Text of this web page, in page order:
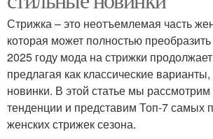
Стрижка – это неотъемлемая часть
которая может полностью
2025 году мода на стрижки
предлагая как классические
новинки. В этой статье мы
тенденции и представим Топ-7 самых
женских стрижек сезона.